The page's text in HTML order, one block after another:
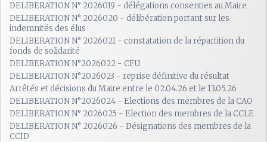
DELIBERATION N° 2026019 - délégations consenties au Maire
DELIBERATION N° 2026020 - délibération portant sur les
indemnités des élus
DELIBERATION N° 2026021 - constatation de la répartition du
fonds de solidarité
DELIBERATION N°2026022 - CFU
DELIBERATION N°2026023 - reprise définitive du résultat
Arrêtés et décisions du Maire entre le 02.04.26 et le 13.05.26
DELIBERATION N°2026024 - Elections des membres de la CAO
DELIBERATION N° 2026025 - Election des membres de la CCLE
DELIBERATION N° 2026026 - Désignations des membres de la
CCID